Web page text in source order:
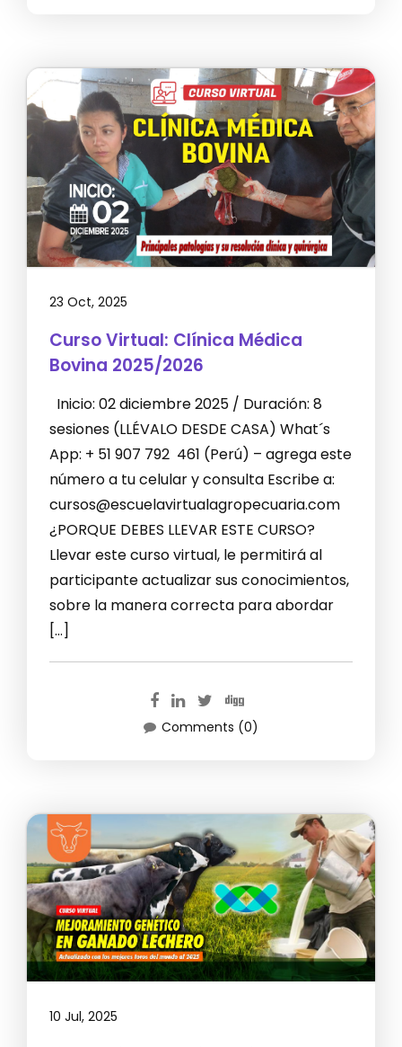
23 Oct, 2025
Curso Virtual: Clínica Médica
Bovina 2025/2026
Inicio: 02 diciembre 2025 / Duración: 8
sesiones (LLÉVALO DESDE CASA) What´s
App: + 51 907 792 461 (Perú) – agrega este
número a tu celular y consulta Escribe a:
cursos@escuelavirtualagropecuaria.com
¿PORQUE DEBES LLEVAR ESTE CURSO?
Llevar este curso virtual, le permitirá al
participante actualizar sus conocimientos,
sobre la manera correcta para abordar
[…]
Comments (0)
10 Jul, 2025